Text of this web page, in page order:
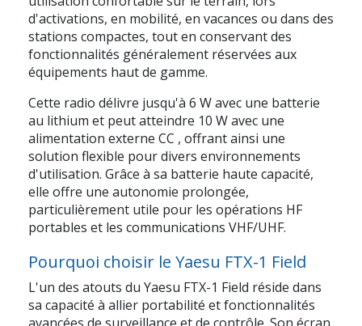
d'activations, en mobilité, en vacances ou dans des
stations compactes, tout en conservant des
fonctionnalités généralement réservées aux
équipements haut de gamme.
Cette radio délivre jusqu'à 6 W avec une batterie
au lithium et peut atteindre 10 W avec une
alimentation externe CC , offrant ainsi une
solution flexible pour divers environnements
d'utilisation. Grâce à sa batterie haute capacité,
elle offre une autonomie prolongée,
particulièrement utile pour les opérations HF
portables et les communications VHF/UHF.
Pourquoi choisir le Yaesu FTX-1 Field
L'un des atouts du Yaesu FTX-1 Field réside dans
sa capacité à allier portabilité et fonctionnalités